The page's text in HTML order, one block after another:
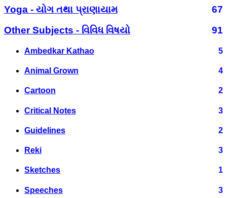
Yoga - યોગ તથા પ્રાણાયામ
67
Other Subjects - વિવિધ વિષયો
91
Ambedkar Kathao 5
Animal Grown 4
Cartoon 2
Critical Notes 3
Guidelines 2
Reki 3
Sketches 1
Speeches 3